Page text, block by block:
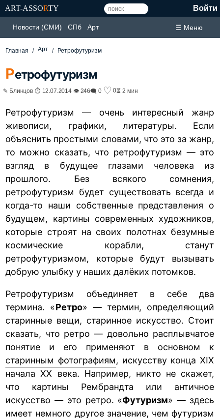
ART-ASSORTY Войти
Новости (СМИ) СПб Арт ☰ Меню
Главная Арт Ретрофутуризм
Ретрофутуризм
✎ Блинцов ⏱ 12.07.2014 👁 246🗨 0 ♡ 0⏳ 2 мин
Ретрофутуризм — очень интересный жанр
живописи, графики, литературы. Если
объяснить простыми словами, что это за жанр,
то можно сказать, что ретрофутуризм — это
взгляд в будущее глазами человека из
прошлого. Без всякого сомнения,
ретрофутуризм будет существовать всегда и
когда-то наши собственные представления о
будущем, картины современных художников,
которые строят на своих полотнах безумные
космические корабли, станут
ретрофутуризмом, которые будут вызывать
добрую улыбку у наших далёких потомков.
Ретрофутуризм объединяет в себе два
термина. «Ретро» — термин, определяющий
старинные вещи, старинное искусство. Стоит
сказать, что ретро — довольно расплывчатое
понятие и его применяют в основном к
старинным фотографиям, искусству конца XIX
начала XX века. Например, никто не скажет,
что картины Рембрандта или античное
искусство — это ретро. «Футуризм» — здесь
имеет немного другое значение, чем футуризм